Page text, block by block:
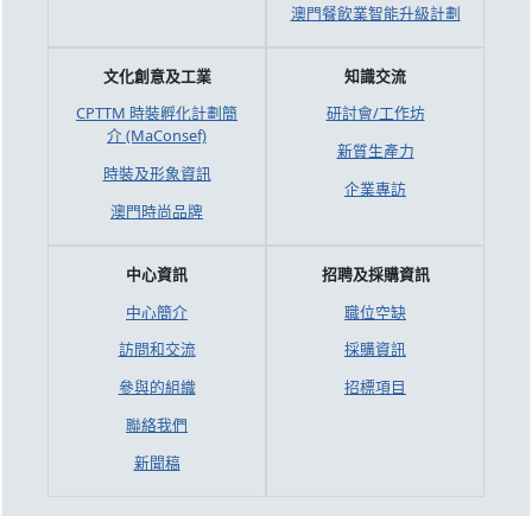
澳門餐飲業智能升級計劃
文化創意及工業
CPTTM 時裝孵化計劃簡
介 (MaConsef)
時裝及形象資訊
澳門時尚品牌
知識交流
研討會/工作坊
新質生產力
企業專訪
中心資訊
中心簡介
訪問和交流
參與的組織
聯絡我們
新聞稿
招聘及採購資訊
職位空缺
採購資訊
招標項目